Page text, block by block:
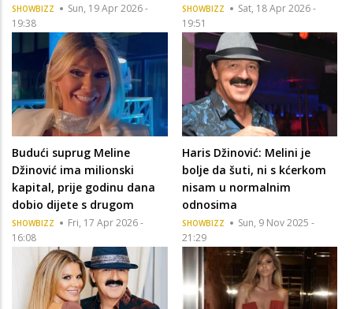
SHOWBIZZ
Sun, 19 Apr 2026 -
19:38
SHOWBIZZ
Sat, 18 Apr 2026 -
19:51
Budući suprug Meline
Džinović ima milionski
kapital, prije godinu dana
dobio dijete s drugom
SHOWBIZZ
Fri, 17 Apr 2026 -
16:08
Haris Džinović: Melini je
bolje da šuti, ni s kćerkom
nisam u normalnim
odnosima
SHOWBIZZ
Sun, 9 Nov 2025 -
21:29